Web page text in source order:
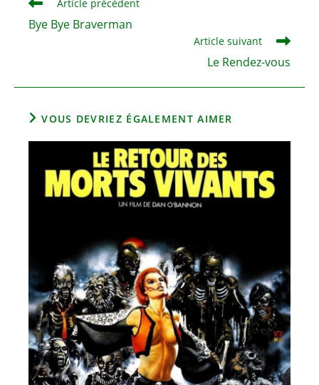
articles
Article précédent
Bye Bye Braverman
Article suivant
Le Rendez-vous
VOUS DEVRIEZ ÉGALEMENT AIMER